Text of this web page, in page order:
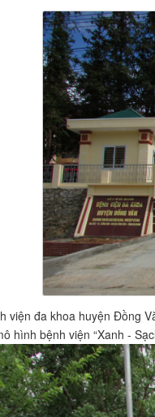
viện đa khoa huyện Đồng
hình bệnh viện “Xanh -